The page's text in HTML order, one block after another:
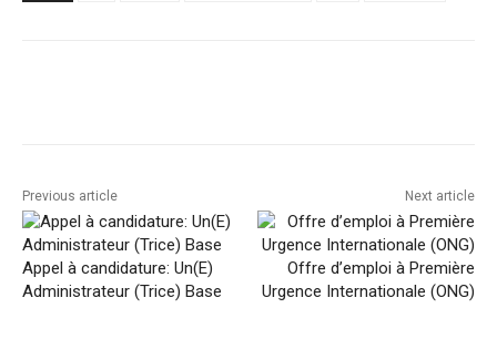
Previous article
Appel à candidature: Un(E)
Administrateur (Trice) Base
Next article
Offre d’emploi à Première
Urgence Internationale (ONG)